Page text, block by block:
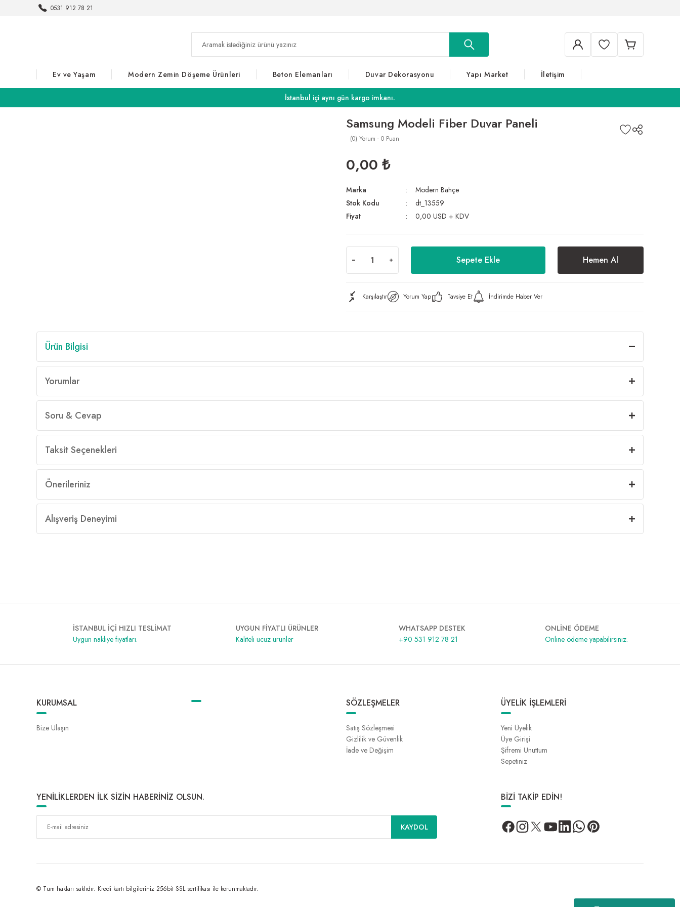
0531 912 78 21
Ev ve Yaşam Modern Zemin Döşeme Ürünleri Beton Elemanları Duvar Dekorasyonu Yapı Market İletişim
İstanbul içi aynı gün kargo imkanı.
Samsung Modeli Fiber Duvar Paneli
(0) Yorum - 0 Puan
0,00 ₺
Marka
Modern Bahçe
Stok Kodu
dt_13559
Fiyat
0,00 USD + KDV
Sepete Ekle Hemen Al
Karşılaştır Yorum Yap Tavsiye Et İndirimde Haber Ver
Ürün Bilgisi
Yorumlar
Soru & Cevap
Taksit Seçenekleri
Önerileriniz
Alışveriş Deneyimi
İSTANBUL İÇİ HIZLI TESLİMAT
Uygun nakliye fiyatları.
UYGUN FİYATLI ÜRÜNLER
Kaliteli ucuz ürünler
WHATSAPP DESTEK
+90 531 912 78 21
ONLİNE ÖDEME
Online ödeme yapabilirsiniz.
KURUMSAL
Bize Ulaşın
SÖZLEŞMELER
Satış Sözleşmesi
Gizlilik ve Güvenlik
İade ve Değişim
ÜYELİK İŞLEMLERİ
Yeni Üyelik
Üye Girişi
Şifremi Unuttum
Sepetiniz
YENİLİKLERDEN İLK SİZİN HABERİNİZ OLSUN.
KAYDOL
BİZİ TAKİP EDİN!
© Tüm hakları saklıdır. Kredi kartı bilgileriniz 256bit SSL sertifikası ile korunmaktadır.